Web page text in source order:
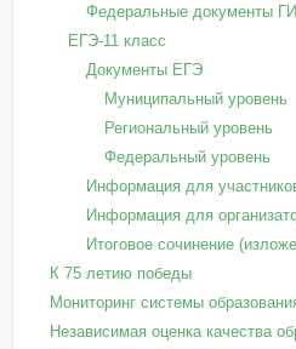
Федеральные документы
ЕГЭ-11 класс
Документы ЕГЭ
Муниципальный уровень
Региональный уровень
Федеральный уровень
Информация для
Информация для
Итоговое сочинение
К 75 летию победы
Мониторинг системы
Независимая оценка качества